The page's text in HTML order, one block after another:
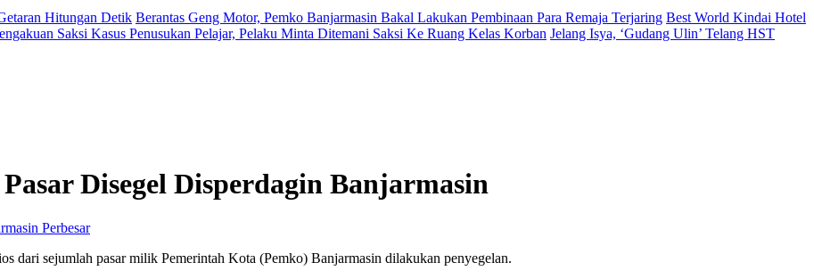
Hitungan Detik Berantas Geng Motor, Pemko Banjarmasin Bakal Lakukan Pembinaan Para Remaja Terjaring Best World Kindai Hotel
Saksi Kasus Penusukan Pelajar, Pelaku Minta Ditemani Saksi Ke Ruang Kelas Korban Jelang Isya, ‘Gudang Ulin’ Telang HST
Disegel Disperdagin Banjarmasin
Perbesar
dari sejumlah pasar milik Pemerintah Kota (Pemko) Banjarmasin dilakukan penyegelan.